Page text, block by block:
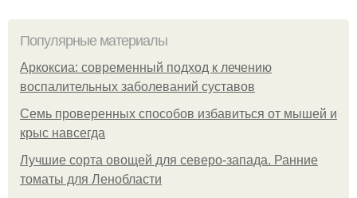
Популярные материалы
Аркоксиа: современный подход к лечению
воспалительных заболеваний суставов
Семь проверенных способов избавиться от мышей и
крыс навсегда
Лучшие сорта овощей для северо-запада. Ранние
томаты для Ленобласти